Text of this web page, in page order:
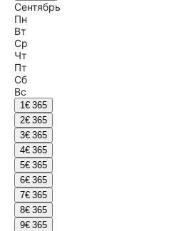
Сентябрь
Пн
Вт
Ср
Чт
Пт
Сб
Вс
1€ 365
2€ 365
3€ 365
4€ 365
5€ 365
6€ 365
7€ 365
8€ 365
9€ 365